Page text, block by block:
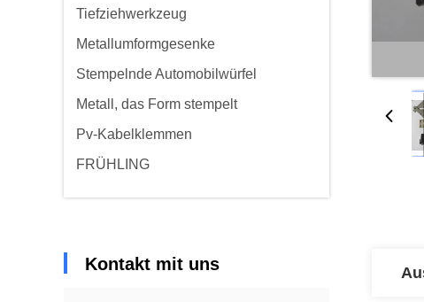
Tiefziehwerkzeug
Metallumformgesenke
Stempelnde Automobilwürfel
Metall, das Form stempelt
Pv-Kabelklemmen
FRÜHLING
Kontakt mit uns